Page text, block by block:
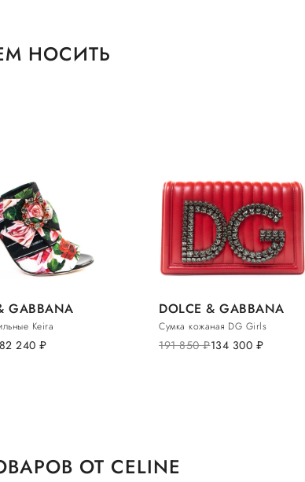
НОСИТЬ
GABBANA
Keira
240 руб.
DOLCE & GABBANA
Сумка кожаная DG Girls
191 850руб.134 300 руб.
ОТ CELINE